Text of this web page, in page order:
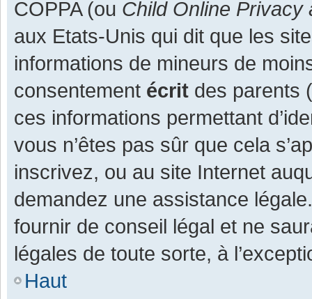
COPPA (ou Child Online Privacy
aux Etats-Unis qui dit que les
informations de mineurs de
consentement écrit des parents
ces informations permettant
vous n’êtes pas sûr que cela
inscrivez, ou au site Internet
demandez une assistance
fournir de conseil légal et ne
légales de toute sorte, à
Haut